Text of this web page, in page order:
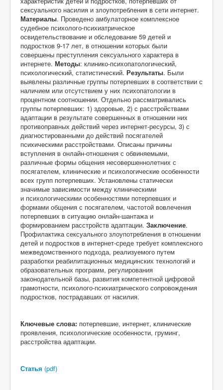
сексуального насилия и злоупотребления в сети интернет.
Материалы. Проведено амбулаторное комплексное
судебное психолого-психиатрическое
освидетельствование и обследование 59 детей и
подростков 9-17 лет, в отношении которых были
совершены преступления сексуального характера в
интернете. Методы: клинико-психопатологический,
психологический, статистический. Результаты. Были
выявлены различные группы потерпевших в соответствии с
наличием или отсутствием у них психопатологии в
процентном соотношении. Отдельно рассматривались
группы потерпевших: 1) здоровые, 2) с расстройствами
адаптации в результате совершенных в отношении них
противоправных действий через интернет-ресурсы, 3) с
диагностированными до действий посягателей
психическими расстройствами. Описаны причины
вступления в онлайн-отношения с обвиняемыми,
различные формы общения несовершеннолетних с
посягателем, клинические и психологические особенности
всех групп потерпевших. Установлены статически
значимые зависимости между клиническими
и психологическими особенностями потерпевших и
формами общения с посягателем, частотой вовлечения
потерпевших в ситуацию онлайн-шантажа и
формированием расстройств адаптации. Заключение.
Профилактика сексуального злоупотребления в отношении
детей и подростков в интернет-среде требует комплексного
межведомственного подхода, реализуемого путем
разработки реабилитационных медицинских технологий и
образовательных программ, регулирования
законодательной базы, развития компетентной цифровой
грамотности, психолого-психиатрического сопровождения
подростков, пострадавших от насилия.
Ключевые слова: потерпевшие, интернет, клинические
проявления, психологические особенности, груминг,
расстройства адаптации.
Статья (pdf)